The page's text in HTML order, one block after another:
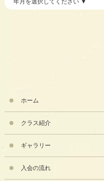
ホーム
クラス紹介
ギャラリー
入会の流れ